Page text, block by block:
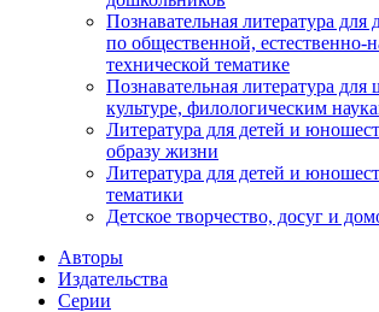
Познавательная литература
по общественной, естественно-
технической тематике
Познавательная литература
культуре, филологическим
Литература для детей и
образу жизни
Литература для детей и
тематики
Детское творчество, досуг и
Авторы
Издательства
Серии